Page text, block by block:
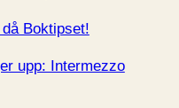
då Boktipset!
upp: Intermezzo